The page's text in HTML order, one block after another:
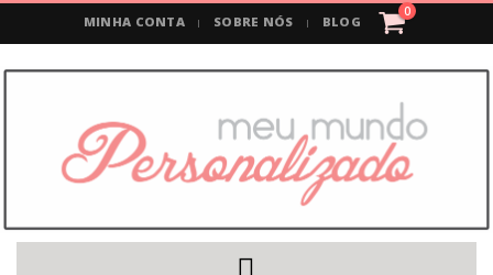
MINHA CONTA SOBRE NÓS BLOG
0